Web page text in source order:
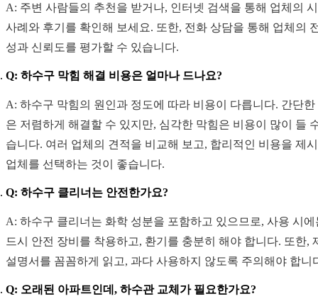
A: 주변 사람들의 추천을 받거나, 인터넷 검색을 통해 업체의
사례와 후기를 확인해 보세요. 또한, 전화 상담을 통해 업체의
성과 신뢰도를 평가할 수 있습니다.
Q: 하수구 막힘 해결 비용은 얼마나 드나요?
A: 하수구 막힘의 원인과 정도에 따라 비용이 다릅니다. 간단한
은 저렴하게 해결할 수 있지만, 심각한 막힘은 비용이 많이 들
습니다. 여러 업체의 견적을 비교해 보고, 합리적인 비용을 제
업체를 선택하는 것이 좋습니다.
Q: 하수구 클리너는 안전한가요?
A: 하수구 클리너는 화학 성분을 포함하고 있으므로, 사용 시에
드시 안전 장비를 착용하고, 환기를 충분히 해야 합니다. 또한,
설명서를 꼼꼼하게 읽고, 과다 사용하지 않도록 주의해야 합니
Q: 오래된 아파트인데, 하수관 교체가 필요한가요?